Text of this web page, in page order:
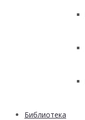
Библиотека